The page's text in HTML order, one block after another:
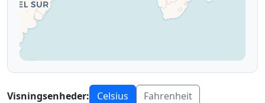
Visningsenheder: Celsius Fahrenheit